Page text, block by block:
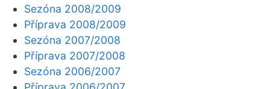
Sezóna 2008/2009
Příprava 2008/2009
Sezóna 2007/2008
Příprava 2007/2008
Sezóna 2006/2007